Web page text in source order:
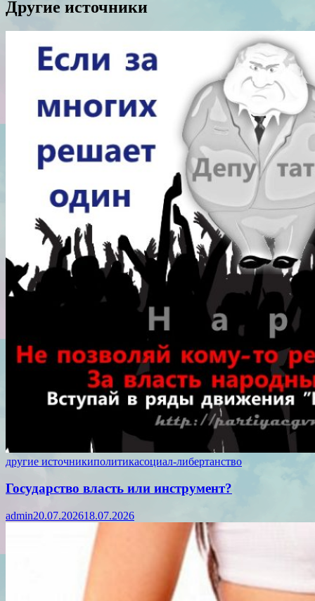
Другие источники
другие источникиполитикасоциал-либертанство
Государство власть или инструмент?
admin20.07.202618.07.2026